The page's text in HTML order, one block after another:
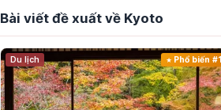
Bài viết đề xuất về Kyoto
Du lịch Phổ biến #1